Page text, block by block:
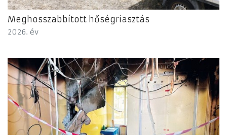
Meghosszabbított hőségriasztás
2026. év